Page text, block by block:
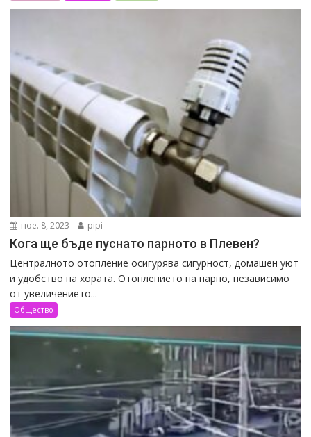
ное. 8, 2023 pipi
Кога ще бъде пуснато парното в Плевен?
Централното отопление осигурява сигурност, домашен уют
и удобство на хората. Отоплението на парно, независимо
от увеличението...
Общество